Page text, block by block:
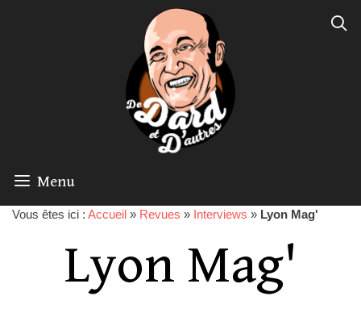
Menu
Vous êtes ici : Accueil » Revues » Interviews » Lyon Mag'
Lyon Mag'